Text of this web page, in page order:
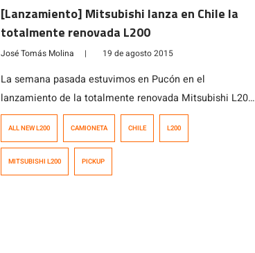
[Lanzamiento] Mitsubishi lanza en Chile la
totalmente renovada L200
José Tomás Molina | 19 de agosto 2015
La semana pasada estuvimos en Pucón en el
lanzamiento de la totalmente renovada Mitsubishi L200,
Bajo el lema “Cambiamos todo, menos nuestro ADN”,
segmento. Con un diseño completamente renovado,
ALL NEW L200 CAMIONETA CHILE L200
MITSUBISHI L200 PICKUP